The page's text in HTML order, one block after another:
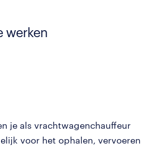
werken
je als vrachtwagenchauffeur
voor het ophalen, vervoeren